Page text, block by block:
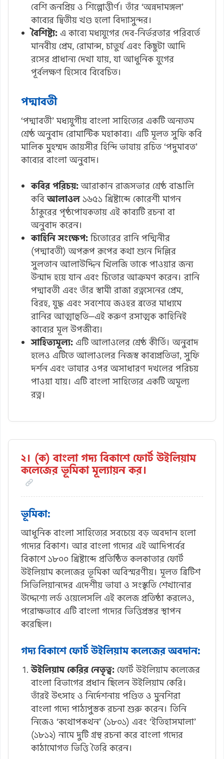
বেশি জনপ্রিয় ও শিল্পোত্তীর্ণ। তাঁর ‘অন্নদামঙ্গল’
কাব্যের দ্বিতীয় খণ্ড হলো বিদ্যাসুন্দর।
বৈশিষ্ট্য: এ কাব্যে মধ্যযুগের দেব-নির্ভরতার পরিবর্তে
মানবীয় প্রেম, রোমান্স, চাতুর্য এবং কিছুটা আদি
রসের প্রাধান্য দেখা যায়, যা আধুনিক যুগের
পূর্বলক্ষণ হিসেবে বিবেচিত।
পদ্মাবতী
‘পদ্মাবতী’ মধ্যযুগীয় বাংলা সাহিত্যের একটি অন্যতম
শ্রেষ্ঠ অনুবাদ রোমান্টিক মহাকাব্য। এটি মূলত সুফি কবি
মালিক মুহম্মদ জায়সীর হিন্দি ভাষায় রচিত ‘পদুমাবত’
কাব্যের বাংলা অনুবাদ।
কবির পরিচয়:আরাকান রাজসভার শ্রেষ্ঠ বাঙালি
কবিআলাওল১৬৫১ খ্রিষ্টাব্দে কোরেশী মাগন
ঠাকুরের পৃষ্ঠপোষকতায় এই কাব্যটি রচনা বা
অনুবাদ করেন।
কাহিনি সংক্ষেপ:চিতোরের রানি পদ্মিনীর
(পদ্মাবতী) অপরূপ রূপের কথা শুনে দিল্লির
সুলতান আলাউদ্দিন খিলজি তাকে পাওয়ার জন্য
উন্মাদ হয়ে যান এবং চিতোর আক্রমণ করেন। রানি
পদ্মাবতী এবং তাঁর স্বামী রাজা রত্নসেনের প্রেম,
বিরহ, যুদ্ধ এবং সবশেষে জওহর ব্রতের মাধ্যমে
রানির আত্মাহুতি—এই করুণ রসাত্মক কাহিনিই
কাব্যের মূল উপজীব্য।
সাহিত্যমূল্য: এটি আলাওলের শ্রেষ্ঠ কীর্তি। অনুবাদ
হলেও এটিতে আলাওলের নিজস্ব কাব্যপ্রতিভা, সুফি
দর্শন এবং ভাষার ওপর অসাধারণ দখলের পরিচয়
পাওয়া যায়। এটি বাংলা সাহিত্যের একটি অমূল্য
রত্ন।
২। (ক) বাংলা গদ্য বিকাশে ফোর্ট উইলিয়াম
কলেজের ভূমিকা মূল্যায়ন কর।
ভূমিকা:
আধুনিক বাংলা সাহিত্যের সবচেয়ে বড় অবদান হলো
গদ্যের বিকাশ। আর বাংলা গদ্যের এই আদিপর্বের
বিকাশে ১৮০০ খ্রিষ্টাব্দে প্রতিষ্ঠিত কলকাতার ফোর্ট
উইলিয়াম কলেজের ভূমিকা অবিস্মরণীয়। মূলত ব্রিটিশ
সিভিলিয়ানদের এদেশীয় ভাষা ও সংস্কৃতি শেখানোর
উদ্দেশ্যে লর্ড ওয়েলেসলি এই কলেজ প্রতিষ্ঠা করলেও,
পরোক্ষভাবে এটি বাংলা গদ্যের ভিত্তিপ্রস্তর স্থাপন
করেছিল।
গদ্য বিকাশে ফোর্ট উইলিয়াম কলেজের অবদান:
উইলিয়াম কেরির নেতৃত্ব: ফোর্ট উইলিয়াম কলেজের
বাংলা বিভাগের প্রধান ছিলেন উইলিয়াম কেরি।
তাঁরই উৎসাহ ও নির্দেশনায় পণ্ডিত ও মুনশিরা
বাংলা গদ্যে পাঠ্যপুস্তক রচনা শুরু করেন। তিনি
নিজেও ‘কথোপকথন’ (১৮০১) এবং ‘ইতিহাসমালা’
(১৮১২) নামে দুটি গ্রন্থ রচনা করে বাংলা গদ্যের
কাঠামোগত ভিত্তি তৈরি করেন।